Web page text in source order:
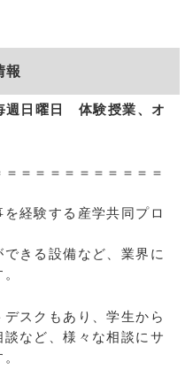
報
日曜日 体験授業、オ
＝＝＝＝＝＝＝＝＝＝
経験する産学共同プロ
きる設備など、業界に
スクもあり、学生から
など、様々な相談にサ